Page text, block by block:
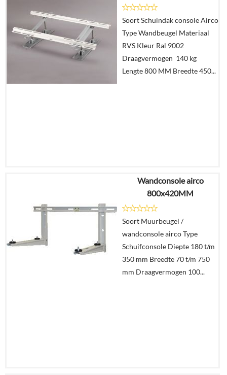
Soort Schuindak console Airco
Type Wandbeugel Materiaal
RVS Kleur Ral 9002
Draagvermogen 140 kg
Lengte 800 MM Breedte 450...
€144,60
In
winkelmand
Wandconsole airco
800x420MM
Soort Muurbeugel /
wandconsole airco Type
Schuifconsole Diepte 180 t/m
350 mm Breedte 70 t/m 750
mm Draagvermogen 100...